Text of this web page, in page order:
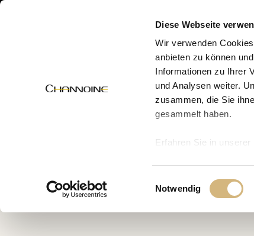
Diese Webseite
Wir verwenden
anbieten zu können
Informationen zu Ihrer
und Analysen weiter.
zusammen, die Sie
gesammelt haben.
Erfahren Sie in unserer
Einwilligungsauswahl
Notwendig
CHANNOINE